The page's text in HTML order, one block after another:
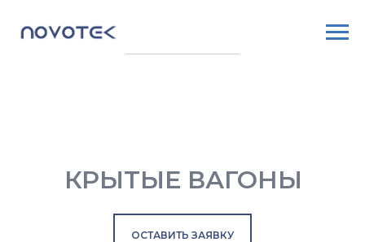
КРЫТЫЕ ВАГОНЫ
ОСТАВИТЬ ЗАЯВКУ